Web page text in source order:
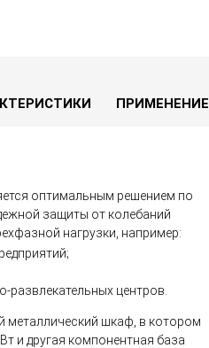
ПРИМЕНЕНИЕ
оптимальным решением по
защиты от колебаний
нагрузки, например:
развлекательных центров.
металлический шкаф, в котором
и другая компонентная база